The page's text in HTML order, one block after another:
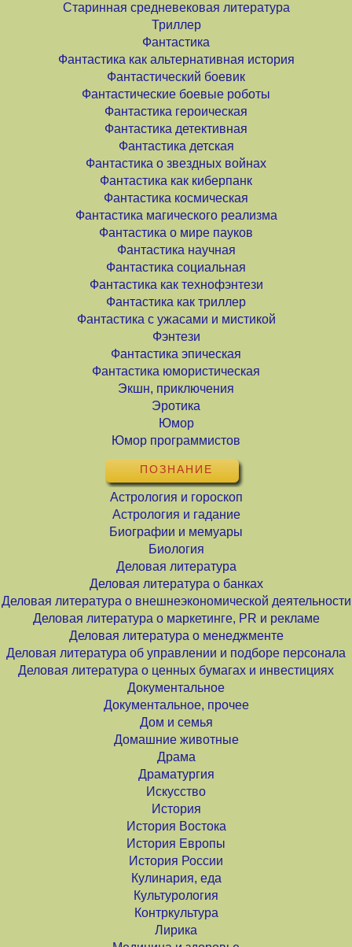
Старинная средневековая литература
Триллер
Фантастика
Фантастика как альтернативная история
Фантастический боевик
Фантастические боевые роботы
Фантастика героическая
Фантастика детективная
Фантастика детская
Фантастика о звездных войнах
Фантастика как киберпанк
Фантастика космическая
Фантастика магического реализма
Фантастика о мире пауков
Фантастика научная
Фантастика социальная
Фантастика как технофэнтези
Фантастика как триллер
Фантастика с ужасами и мистикой
Фэнтези
Фантастика эпическая
Фантастика юмористическая
Экшн, приключения
Эротика
Юмор
Юмор программистов
ПОЗНАНИЕ
Астрология и гороскоп
Астрология и гадание
Биографии и мемуары
Биология
Деловая литература
Деловая литература о банках
Деловая литература о внешнеэкономической деятельности
Деловая литература о маркетинге, PR и рекламе
Деловая литература о менеджменте
Деловая литература об управлении и подборе персонала
Деловая литература о ценных бумагах и инвестициях
Документальное
Документальное, прочее
Дом и семья
Домашние животные
Драма
Драматургия
Искусство
История
История Востока
История Европы
История России
Кулинария, еда
Культурология
Контркультура
Лирика